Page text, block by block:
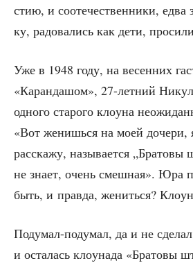
стию, и сооте­че­ствен­ни­ки, едва
ку, радо­ва­лись как дети,
Уже в 1948 году, на весен­них
«Каран­да­шом», 27-лет­ний
одно­го ста­ро­го кло­у­на
«Вот женишь­ся на моей доче­ри,
рас­ска­жу, назы­ва­ет­ся
не зна­ет, очень смеш­ная». Юра
быть, и прав­да, женить­ся?
Поду­мал-поду­мал, да и не
и оста­лась кло­у­на­да «Бра­то­вы